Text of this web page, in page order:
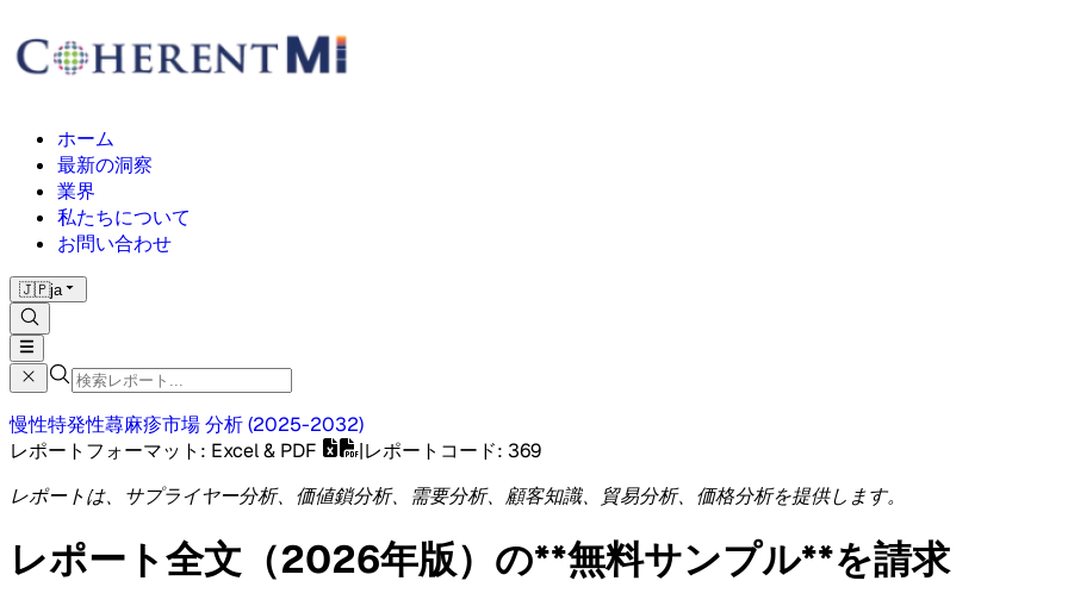
ホーム
最新の洞察
業界
私たちについて
お問い合わせ
🇯🇵ja
慢性特発性蕁麻疹市場分析(2025-2032)
レポートフォーマット : Excel & PDF |レポートコード: 369
レポートは、サプライヤー分析、価値鎖分析、需要分析、顧客知識、貿易分析、価格分析を提供します。
レポート全文（2026年版）の**無料サンプル**を請求